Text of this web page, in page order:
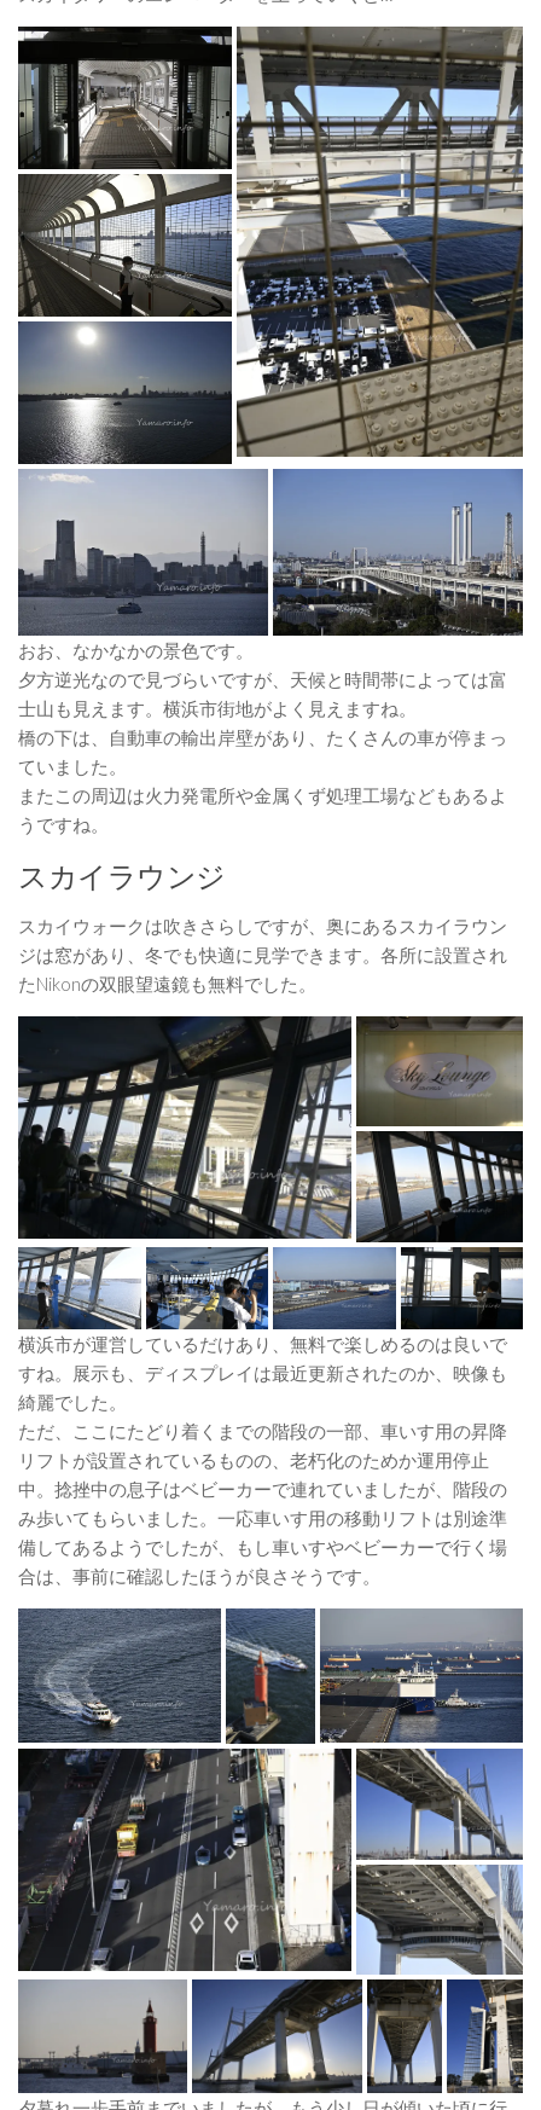
おお、なかなかの景色です。
夕方逆光なので見づらいですが、天候と時間帯によっては富
士山も見えます。横浜市街地がよく見えますね。
橋の下は、自動車の輸出岸壁があり、たくさんの車が停まっ
ていました。
またこの周辺は火力発電所や金属くず処理工場などもあるよ
うですね。
スカイラウンジ
スカイウォークは吹きさらしですが、奥にあるスカイラウン
ジは窓があり、冬でも快適に見学できます。各所に設置され
たNikonの双眼望遠鏡も無料でした。
横浜市が運営しているだけあり、無料で楽しめるのは良いで
すね。展示も、ディスプレイは最近更新されたのか、映像も
綺麗でした。
ただ、ここにたどり着くまでの階段の一部、車いす用の昇降
リフトが設置されているものの、老朽化のためか運用停止
中。捻挫中の息子はベビーカーで連れていましたが、階段の
み歩いてもらいました。一応車いす用の移動リフトは別途準
備してあるようでしたが、もし車いすやベビーカーで行く場
合は、事前に確認したほうが良さそうです。